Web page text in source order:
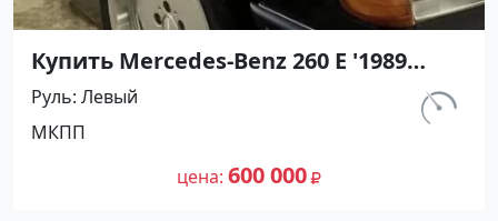
Купить Mercedes-Benz 260 Е '1989
МКПП (2600/160 л.с.) Бензин
инжектор Армавир цвет Черный
Седан по цене 600000 рублей,
объявление №27426 на сайте
Авторынок23
км.
Руль Левый
МКПП
цена 600 000